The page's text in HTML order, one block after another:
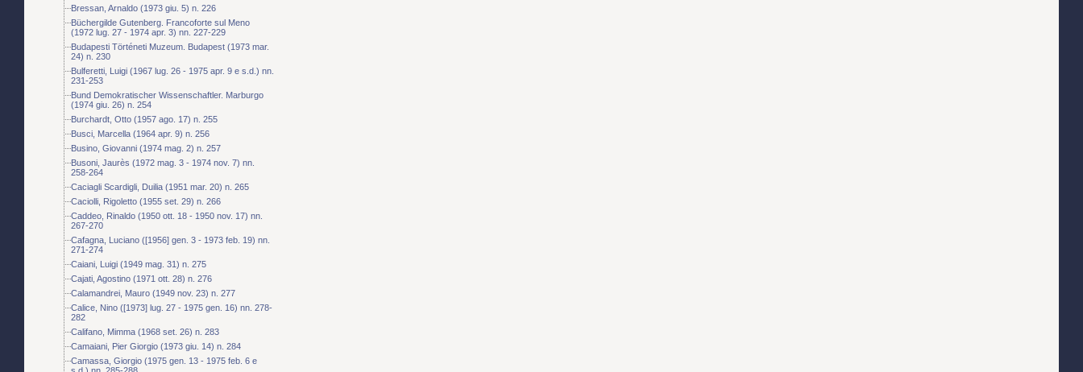
Bressan, Arnaldo (1973 giu. 5) n. 226
Büchergilde Gutenberg. Francoforte sul Meno
(1972 lug. 27 - 1974 apr. 3) nn. 227-229
Budapesti Történeti Muzeum. Budapest (1973 mar.
24) n. 230
Bulferetti, Luigi (1967 lug. 26 - 1975 apr. 9 e s.d.) nn.
231-253
Bund Demokratischer Wissenschaftler. Marburgo
(1974 giu. 26) n. 254
Burchardt, Otto (1957 ago. 17) n. 255
Busci, Marcella (1964 apr. 9) n. 256
Busino, Giovanni (1974 mag. 2) n. 257
Busoni, Jaurès (1972 mag. 3 - 1974 nov. 7) nn.
258-264
Caciagli Scardigli, Duilia (1951 mar. 20) n. 265
Caciolli, Rigoletto (1955 set. 29) n. 266
Caddeo, Rinaldo (1950 ott. 18 - 1950 nov. 17) nn.
267-270
Cafagna, Luciano ([1956] gen. 3 - 1973 feb. 19) nn.
271-274
Caiani, Luigi (1949 mag. 31) n. 275
Cajati, Agostino (1971 ott. 28) n. 276
Calamandrei, Mauro (1949 nov. 23) n. 277
Calice, Nino ([1973] lug. 27 - 1975 gen. 16) nn. 278-
282
Califano, Mimma (1968 set. 26) n. 283
Camaiani, Pier Giorgio (1973 giu. 14) n. 284
Camassa, Giorgio (1975 gen. 13 - 1975 feb. 6 e